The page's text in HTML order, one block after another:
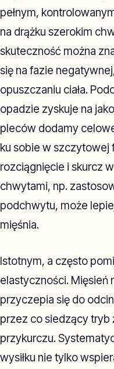
pełnym,
na drążku szerokim
skuteczność można
się na fazie
opuszczaniu ciała.
opadzie zyskuje na
pleców dodamy
ku sobie w szczytowej
rozciągnięcie i skurcz
chwytami, np.
podchwytu, może
mięśnia.
Istotnym, a często
elastyczności. Mięsień
przyczepia się do
przez co siedzący
przykurczu.
wysiłku nie tylko